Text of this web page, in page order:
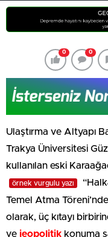
0 0
Ulaştırma ve Altyapı
Trakya Üniversitesi
kullanılan eski
örnek vurgulu yazı
Temel Atma
olarak, üç kıtayı
ve jeopolitik konuma